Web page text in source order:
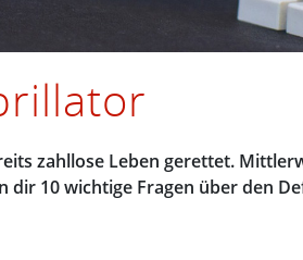
zahllose Leben gerettet.
10 wichtige Fragen über den